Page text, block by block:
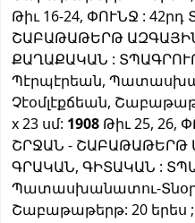
Թիւ 16-24, ՓՈՒՆՋ :
ՇԱԲԱԹԱԹԵՐԹ
ՔԱՂԱՔԱԿԱՆ :
Պէրպէրեան,
Չէօմլէքճեան,
x 23 սմ: 1908 Թիւ 25, 26,
ՇՐՋԱՆ - ՇԱԲԱԹԱԹԵՐԹ
ԳՐԱԿԱՆ, ԳԻՏԱԿԱՆ :
Պատասխանատու-
Շաբաթաթերթ: 20 երես ;